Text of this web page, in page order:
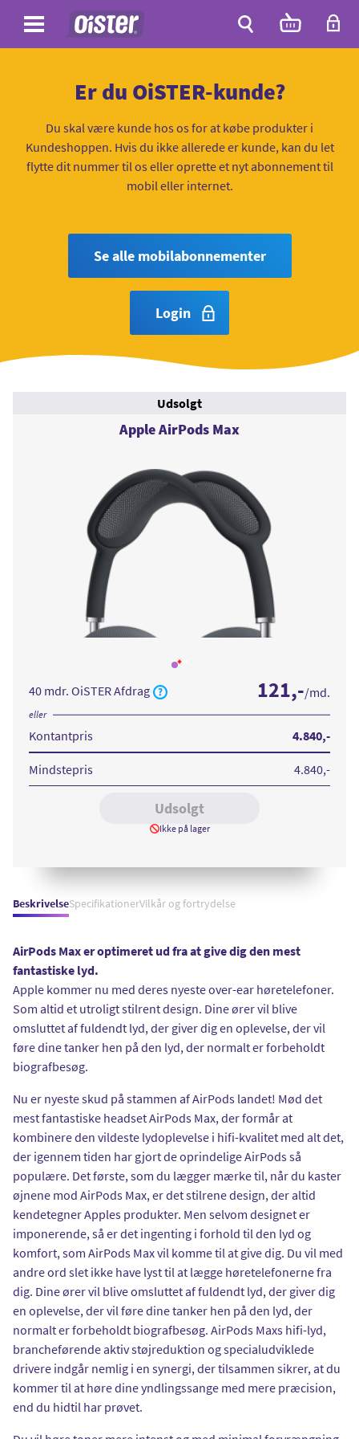
Antal
varer
i
Er du OiSTER-kunde?
Du skal være kunde hos os for at købe produkter i
Kundeshoppen. Hvis du ikke allerede er kunde, kan du let
flytte dit nummer til os eller oprette et nyt abonnement til
mobil eller internet.
Se alle mobilabonnementer
Login
Apple AirPods Max
Udsolgt
Læs
Max
121,-/md.
40 mdr. OiSTER Afdrag
eller
4.840,-
Kontantpris
Mindstepris 4.840,-
Udsolgt
Ikke på lager
BeskrivelseSpecifikationerVilkår og fortrydelse
AirPods Max er optimeret ud fra at give dig den mest
fantastiske lyd.
Apple kommer nu med deres nyeste over-ear høretelefoner.
Som altid et utroligt stilrent design. Dine ører vil blive
omsluttet af fuldendt lyd, der giver dig en oplevelse, der vil
føre dine tanker hen på den lyd, der normalt er forbeholdt
biografbesøg.
Nu er nyeste skud på stammen af AirPods landet! Mød det
mest fantastiske headset AirPods Max, der formår at
kombinere den vildeste lydoplevelse i hifi-kvalitet med alt det,
der igennem tiden har gjort de oprindelige AirPods så
populære. Det første, som du lægger mærke til, når du kaster
øjnene mod AirPods Max, er det stilrene design, der altid
kendetegner Apples produkter. Men selvom designet er
imponerende, så er det ingenting i forhold til den lyd og
komfort, som AirPods Max vil komme til at give dig. Du vil med
andre ord slet ikke have lyst til at lægge høretelefonerne fra
dig. Dine ører vil blive omsluttet af fuldendt lyd, der giver dig
en oplevelse, der vil føre dine tanker hen på den lyd, der
normalt er forbeholdt biografbesøg. AirPods Maxs hifi-lyd,
brancheførende aktiv støjreduktion og specialudviklede
drivere indgår nemlig i en synergi, der tilsammen sikrer, at du
kommer til at høre dine yndlingssange med mere præcision,
end du hidtil har prøvet.